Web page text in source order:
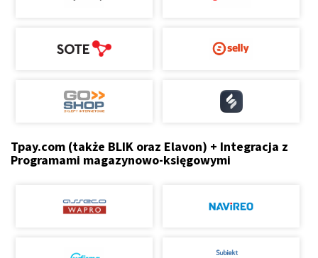
Tpay.com (także BLIK oraz Elavon) + Integracja z
Programami magazynowo-księgowymi